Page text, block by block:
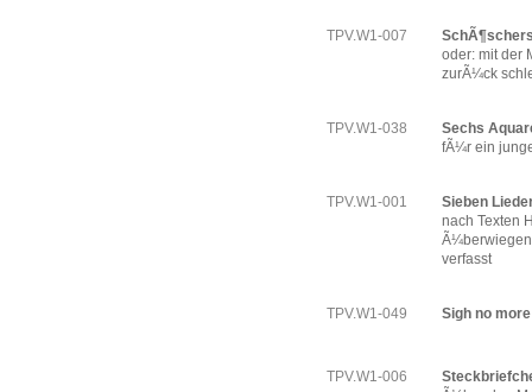
TPV.W1-007
oder: mit der
zurÃ¼ck
TPV.W1-038
Sechs
fÃ¼r ein
TPV.W1-001
Sieben
nach Texten
verfasst
TPV.W1-049 Sigh no more
TPV.W1-006